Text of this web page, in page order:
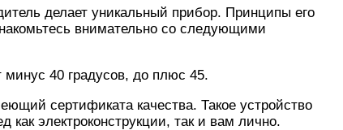
делает уникальный прибор. Принципы его
внимательно со следующими
40 градусов, до плюс 45.
сертификата качества. Такое устройство
как электроконструкции, так и вам лично.